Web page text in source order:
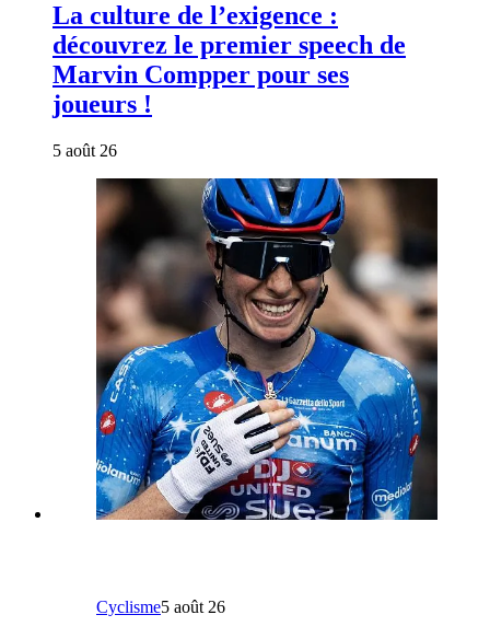
La culture de l’exigence :
découvrez le premier speech de
Marvin Compper pour ses
joueurs !
5 août 26
Cyclisme5 août 26